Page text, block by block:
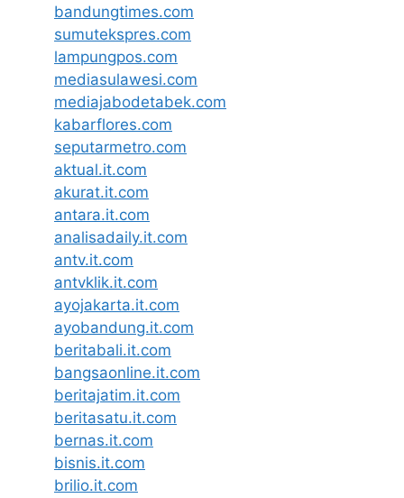
bandungtimes.com
sumutekspres.com
lampungpos.com
mediasulawesi.com
mediajabodetabek.com
kabarflores.com
seputarmetro.com
aktual.it.com
akurat.it.com
antara.it.com
analisadaily.it.com
antv.it.com
antvklik.it.com
ayojakarta.it.com
ayobandung.it.com
beritabali.it.com
bangsaonline.it.com
beritajatim.it.com
beritasatu.it.com
bernas.it.com
bisnis.it.com
brilio.it.com